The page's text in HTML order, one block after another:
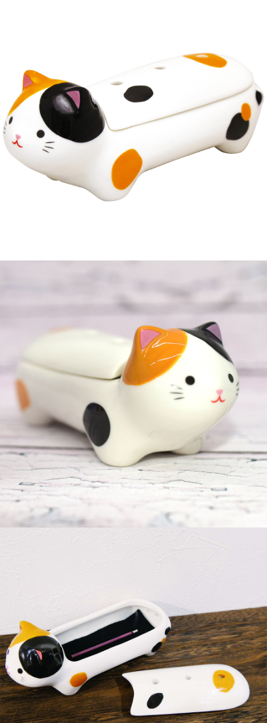
每筆NT$100，滿NT$999(含以上)免運費